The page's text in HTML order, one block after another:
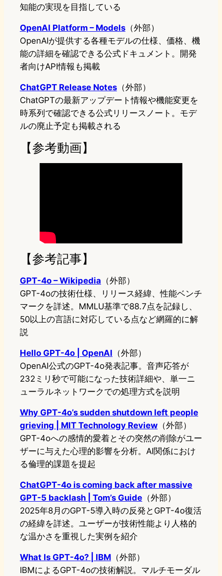
知能の実現を目指している
OpenAI Platform – Models （外部）
OpenAIが提供する各種モデルの仕様、価格、機
能の詳細を確認できる公式ドキュメント。開発
者向けAPI情報も掲載
ChatGPT Release Notes （外部）
ChatGPTの最新アップデート情報や機能変更を
時系列で確認できる公式リリースノート。モデ
ルの廃止予定も掲載される
【参考動画】
【参考記事】
GPT-4o – Wikipedia （外部）
GPT-4oの技術仕様、リリース経緯、性能ベンチ
マークを詳述。MMLU基準で88.7点を記録し、
50以上の言語に対応している点など網羅的に解
説
Hello GPT-4o | OpenAI （外部）
OpenAI公式のGPT-4o発表記事。音声応答が
232ミリ秒で可能になった技術詳細や、単一ニ
ューラルネットワークでの処理方式を説明
Why GPT-4o’s sudden shutdown left people
grieving | MIT Technology Review （外部）
GPT-4oへの感情的愛着とその突然の削除がユー
ザーに与えた心理的影響を分析。AI関係におけ
る倫理的課題を提起
ChatGPT-4o is coming back after massive
GPT-5 backlash | Tom’s Guide （外部）
2025年8月のGPT-5導入時の反発とGPT-4o復活
の経緯を詳述。ユーザーが技術性能より人格的
な温かさを重視した実例を紹介
What Is GPT-4o? | IBM （外部）
IBMによるGPT-4oの技術解説。マルチモーダル